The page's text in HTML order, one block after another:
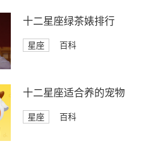
十二星座绿茶婊排行
星座 百科
十二星座适合养的宠物
星座 百科